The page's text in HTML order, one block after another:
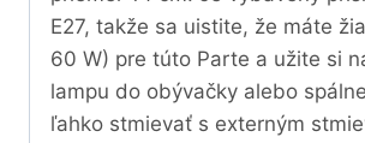
E27, takže sa uistite, že máte
60 W) pre túto Parte a užite si
lampu do obývačky alebo
ľahko stmievať s externým